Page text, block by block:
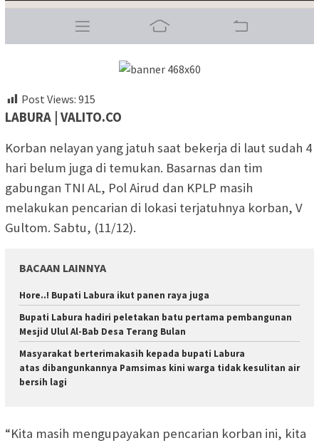
Post Views: 915
LABURA | VALITO.CO
Korban nelayan yang jatuh saat bekerja di laut sudah 4
hari belum juga di temukan. Basarnas dan tim
gabungan TNI AL, Pol Airud dan KPLP masih
melakukan pencarian di lokasi terjatuhnya korban, V
Gultom. Sabtu, (11/12).
BACAAN LAINNYA
Hore..! Bupati Labura ikut panen raya juga
Bupati Labura hadiri peletakan batu pertama pembangunan
Mesjid Ulul Al-Bab Desa Terang Bulan
Masyarakat berterimakasih kepada bupati Labura
atas dibangunkannya Pamsimas kini warga tidak kesulitan air
bersih lagi
“Kita masih mengupayakan pencarian korban ini, kita